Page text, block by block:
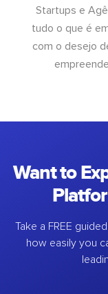
Startups e
tudo o que é
com o desejo
Want to
Take a FREE
how easily you